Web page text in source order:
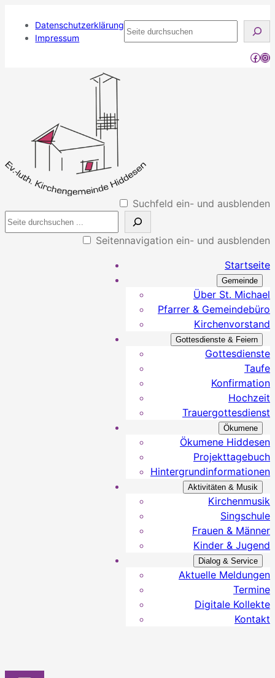
Datenschutzerklärung
Impressum
Seite
durchsuchen
Suchfeld ein- und ausblenden
Seitennavigation ein- und ausblenden
Startseite
Gemeinde
Über St. Michael
Pfarrer & Gemeindebüro
Kirchenvorstand
Gottesdienste & Feiern
Gottesdienste
Taufe
Konfirmation
Hochzeit
Trauergottesdienst
Ökumene
Ökumene Hiddesen
Projekttagebuch
Hintergrundinformationen
Aktivitäten & Musik
Kirchenmusik
Singschule
Frauen & Männer
Kinder & Jugend
Dialog & Service
Aktuelle Meldungen
Termine
Digitale Kollekte
Kontakt